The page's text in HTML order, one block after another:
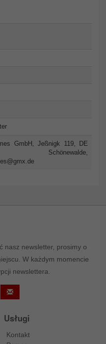
GmbH, Jeßnigk 119, DE
Schönewalde,
nasz newsletter, prosimy o
W każdym momencie
newslettera.
Usługi
Kontakt